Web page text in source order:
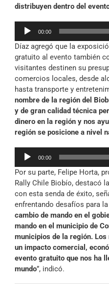
distribuyen dentro del
Reproductor
audio
00:00
Díaz agregó que la
gratuito al evento también
visitantes destinen su
comercios locales, desde
hasta transporte y
nombre de la región del
y de gran calidad técnica
dinero en la región y nos
región se posicione a nivel
Reproductor
audio
00:00
Por su parte, Felipe Horta,
Rally Chile Biobío, destacó
con esta senda de éxito,
enfrentando desafíos para
cambio de mando en el
mando en el municipio de
municipios de la región.
un impacto comercial,
evento gratuito que nos ha
mundo”, indicó.